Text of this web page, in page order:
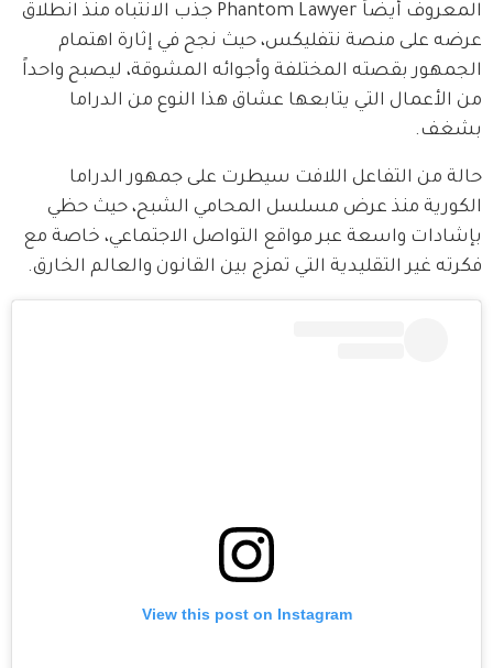
المعروف أيضاً Phantom Lawyer جذب الانتباه منذ انطلاق
عرضه على منصة نتفليكس، حيث نجح في إثارة اهتمام
الجمهور بقصته المختلفة وأجوائه المشوقة، ليصبح واحداً
من الأعمال التي يتابعها عشاق هذا النوع من الدراما
بشغف.
حالة من التفاعل اللافت سيطرت على جمهور الدراما
الكورية منذ عرض مسلسل المحامي الشبح، حيث حظي
بإشادات واسعة عبر مواقع التواصل الاجتماعي، خاصة مع
فكرته غير التقليدية التي تمزج بين القانون والعالم الخارق.
View this post on Instagram